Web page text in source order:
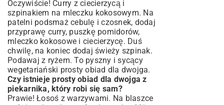
Oczywiście! Curry z ciecierzycą i
szpinakiem na mleczku kokosowym. Na
patelni podsmaż cebulę i czosnek, dodaj
przyprawę curry, puszkę pomidorów,
mleczko kokosowe i ciecierzycę. Duś
chwilę, na koniec dodaj świeży szpinak.
Podawaj z ryżem. To pyszny i sycący
wegetariański prosty obiad dla dwojga.
Czy istnieje prosty obiad dla dwojga z
piekarnika, który robi się sam?
Prawie! Łosoś z warzywami. Na blaszce